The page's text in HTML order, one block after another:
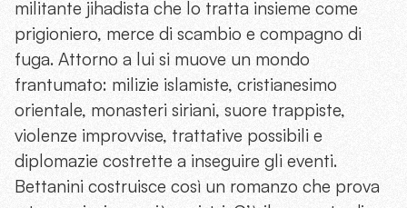
militante jihadista che lo tratta insieme come
prigioniero, merce di scambio e compagno di
fuga. Attorno a lui si muove un mondo
frantumato: milizie islamiste, cristianesimo
orientale, monasteri siriani, suore trappiste,
violenze improvvise, trattative possibili e
diplomazie costrette a inseguire gli eventi.
Bettanini costruisce così un romanzo che prova